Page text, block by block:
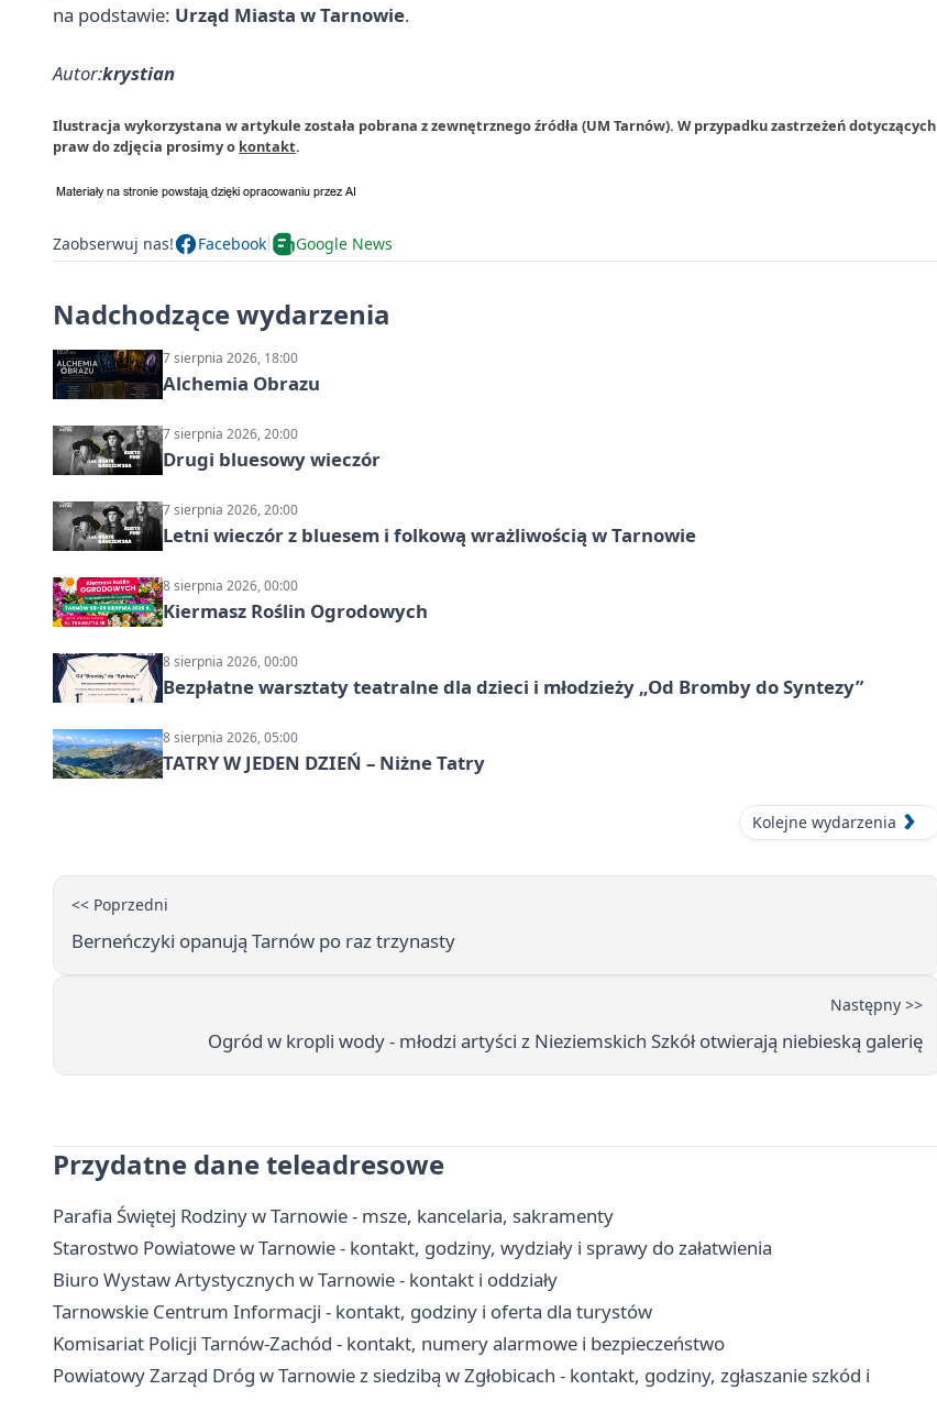
na podstawie: Urząd Miasta w Tarnowie.
Autor:krystian
Ilustracja wykorzystana w artykule została pobrana z zewnętrznego źródła (UM Tarnów). W przypadku zastrzeżeń dotyczących
praw do zdjęcia prosimy o kontakt.
Zaobserwuj nas! Facebook Google News
Nadchodzące wydarzenia
7 sierpnia 2026, 18:00
Alchemia Obrazu
7 sierpnia 2026, 20:00
Drugi bluesowy wieczór
7 sierpnia 2026, 20:00
Letni wieczór z bluesem i folkową wrażliwością w Tarnowie
8 sierpnia 2026, 00:00
Kiermasz Roślin Ogrodowych
8 sierpnia 2026, 00:00
Bezpłatne warsztaty teatralne dla dzieci i młodzieży „Od Bromby do Syntezy”
8 sierpnia 2026, 05:00
TATRY W JEDEN DZIEŃ – Niżne Tatry
Kolejne wydarzenia
<< Poprzedni
Berneńczyki opanują Tarnów po raz trzynasty
Następny >>
Ogród w kropli wody - młodzi artyści z Nieziemskich Szkół otwierają niebieską galerię
Przydatne dane teleadresowe
Parafia Świętej Rodziny w Tarnowie - msze, kancelaria, sakramenty
Starostwo Powiatowe w Tarnowie - kontakt, godziny, wydziały i sprawy do załatwienia
Biuro Wystaw Artystycznych w Tarnowie - kontakt i oddziały
Tarnowskie Centrum Informacji - kontakt, godziny i oferta dla turystów
Komisariat Policji Tarnów-Zachód - kontakt, numery alarmowe i bezpieczeństwo
Powiatowy Zarząd Dróg w Tarnowie z siedzibą w Zgłobicach - kontakt, godziny, zgłaszanie szkód i